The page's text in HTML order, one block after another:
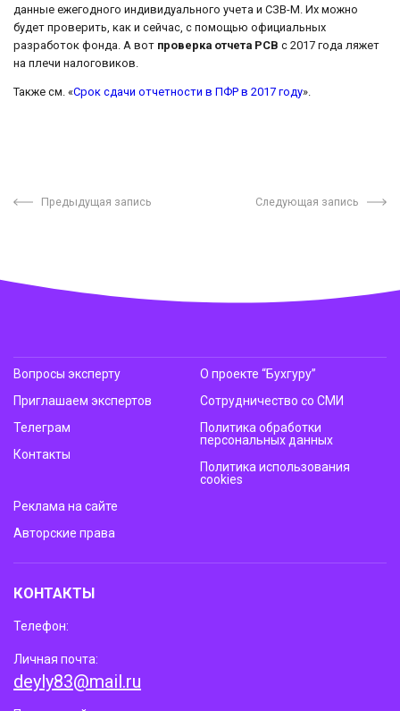
данные ежегодного индивидуального учета и СЗВ-М. Их можно
будет проверить, как и сейчас, с помощью официальных
разработок фонда. А вот проверка отчета РСВ с 2017 года ляжет
на плечи налоговиков.
Также см. «Срок сдачи отчетности в ПФР в 2017 году».
Предыдущая запись Следующая запись
Вопросы эксперту
Приглашаем экспертов
Телеграм
Контакты
О проекте “Бухгуру”
Сотрудничество со СМИ
Политика обработки
персональных данных
Политика использования
cookies
Реклама на сайте
Авторские права
КОНТАКТЫ
Телефон:
Личная почта:
deyly83@mail.ru